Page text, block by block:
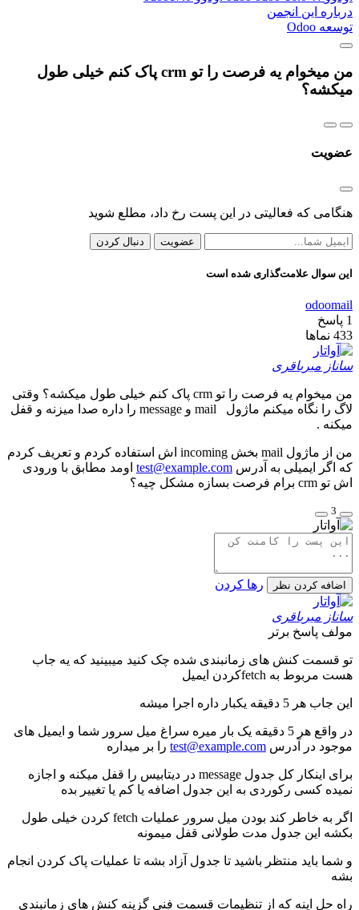
درباره این انجمن
توسعه Odoo
من میخوام یه فرصت را تو crm پاک کنم خیلی طول
میکشه؟
عضویت
هنگامی که فعالیتی در این پست رخ داد، مطلع شوید
عضویت دنبال کردن
این سوال علامت‌گذاری شده است
odoomail
1 پاسخ
433 نماها
ساناز میرباقری
من میخوام یه فرصت را تو crm پاک کنم خیلی طول میکشه؟ وقتی
لاگ را نگاه میکنم ماژول mail و message را داره صدا میزنه و قفل
میکنه .
من از ماژول mail بخش incoming اش استفاده کردم و تعریف کردم
که اگر ایمیلی به آدرس test@example.com اومد مطابق با ورودی
اش تو crm برام فرصت بسازه مشکل چیه؟
3
اضافه کردن نظر رها کردن
ساناز میرباقری
مولف پاسخ برتر
تو قسمت کنش های زمانبندی شده چک کنید میبینید که یه جاب
هست مربوط به fetchکردن ایمیل
این جاب هر 5 دقیقه یکبار داره اجرا میشه
در واقع هر 5 دقیقه یک بار میره سراغ میل سرور شما و ایمیل های
موجود در آدرس test@example.com را بر میداره
برای اینکار کل جدول message در دیتابیس را قفل میکنه و اجازه
نمیده کسی رکوردی به این جدول اضافه یا کم یا تغییر بده
اگر به خاطر کند بودن میل سرور عملیات fetch کردن خیلی طول
بکشه این جدول مدت طولانی قفل میمونه
و شما باید منتظر باشید تا جدول آزاد بشه تا عملیات پاک کردن انجام
بشه
راه حل اینه که از تنظیمات قسمت فنی گزینه کنش های زمانبندی